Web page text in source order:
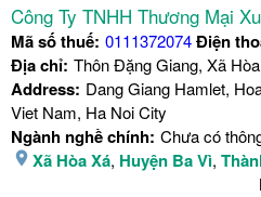
Công Ty TNHH Thương Mại
Mã số thuế: 0111372074Điện
Địa chỉ: Thôn Đặng Giang, Xã
Address: Dang Giang Hamlet,
Viet Nam, Ha Noi City
Ngành nghề chính: Chưa có
Xã Hòa Xá, Huyện Ba Vì,